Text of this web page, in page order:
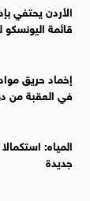
الأردن يحتفي
قائمة اليونسكو
إخماد حريق
في العقبة من
المياه:
جديدة